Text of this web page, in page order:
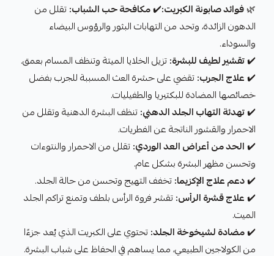
🌿فوائد صابونة الكبريت:✔️مكافحة حب الشباب:تقلل من
الدهون الزائدة، وتحد من التهابات البثور والرؤوس البيضاء
والسوداء.
✔️تقشير لطيف للبشرة:تزيل الخلايا الميتة وتنظف المسام بعمق.
✔️علاج الجرب:تقضي على حشرة العث المسببة للجرب بفضل
خصائصها المضادة للبكتيريا والطفيليات.
✔️تهدئة التهاب الجلد الدهني:تنظف البشرة الدهنية وتقلل من
الاحمرار والقشور الناتجة عن الفطريات.
✔️الحد من أعراض العد الوردي:تقلل من الاحمرار والنتوءات
وتحسن مظهر البشرة بشكل عام.
✔️دعم علاج الإكزيما:تخفف التهيج وتحسن من حالة الجلد.
✔️علاج قشرة الرأس:تقشر فروة الرأس بلطف وتمنع تراكم الجلد
الميت.
✔️مضادة لشيخوخة الجلد:تحتوي على الكبريت الذي يُعد جزءًا
من الكولاجين الطبيعي، مما يساهم في الحفاظ على شباب البشرة.